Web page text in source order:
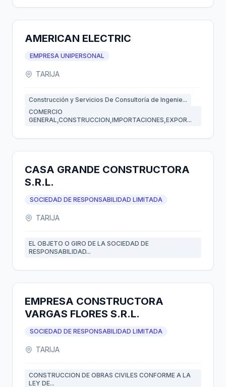
AMERICAN ELECTRIC
EMPRESA UNIPERSONAL
TARIJA
Construcción y Servicios De Consultoría de Ingenie...
COMERCIO
GENERAL,CONSTRUCCION,IMPORTACIONES,EXPOR...
CASA GRANDE CONSTRUCTORA
S.R.L.
SOCIEDAD DE RESPONSABILIDAD LIMITADA
TARIJA
EL OBJETO O GIRO DE LA SOCIEDAD DE
RESPONSABILIDAD...
EMPRESA CONSTRUCTORA
VARGAS FLORES S.R.L.
SOCIEDAD DE RESPONSABILIDAD LIMITADA
TARIJA
CONSTRUCCION DE OBRAS CIVILES CONFORME A LA
LEY DE...